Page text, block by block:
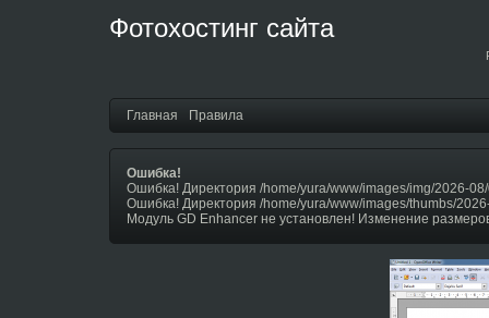
Фотохостинг сайта
Главная Правила
Ошибка!
Ошибка! Директория /home/yura/www/images/img/2026-
Ошибка! Директория /home/yura/www/images/thumbs/
Модуль GD Enhancer не установлен! Изменение